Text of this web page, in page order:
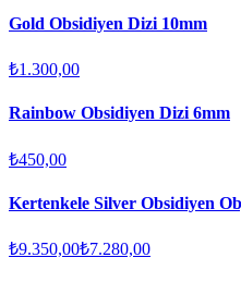
Gold Obsidiyen Dizi 10mm
₺1.300,00
Rainbow Obsidiyen Dizi 6mm
₺450,00
Kertenkele Silver Obsidiyen
₺9.350,00₺7.280,00